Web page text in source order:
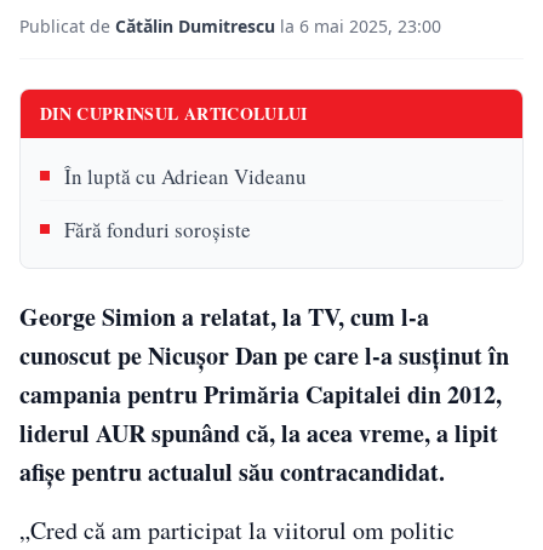
Publicat de Cătălin Dumitrescu la 6 mai 2025, 23:00
DIN CUPRINSUL ARTICOLULUI
În luptă cu Adriean Videanu
Fără fonduri soroșiste
George Simion a relatat, la TV, cum l-a
cunoscut pe Nicușor Dan pe care l-a susținut în
campania pentru Primăria Capitalei din 2012,
liderul AUR spunând că, la acea vreme, a lipit
afișe pentru actualul său contracandidat.
„Cred că am participat la viitorul om politic